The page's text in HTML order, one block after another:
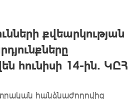
քվեարկության
հունիսի 14-ին․ ԿԸՀ
հանձնաժողովից